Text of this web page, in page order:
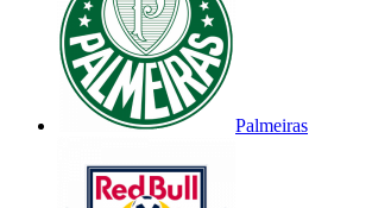
Palmeiras